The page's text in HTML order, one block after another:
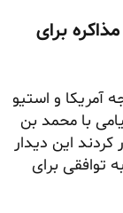
برای
آمریکا و استیو
با محمد بن
این دیدار
توافقی برای